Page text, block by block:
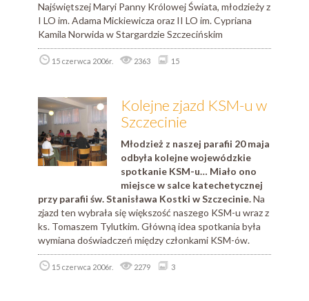
Najświętszej Maryi Panny Królowej Świata, młodzieży z
I LO im. Adama Mickiewicza oraz II LO im. Cypriana
Kamila Norwida w Stargardzie Szczecińskim
15 czerwca 2006r. 2363 15
Kolejne zjazd KSM-u w
Szczecinie
Młodzież z naszej parafii 20 maja
odbyła kolejne wojewódzkie
spotkanie KSM-u… Miało ono
miejsce w salce katechetycznej
przy parafii św. Stanisława Kostki w Szczecinie.Na
zjazd ten wybrała się większość naszego KSM-u wraz z
ks. Tomaszem Tylutkim. Główną idea spotkania była
wymiana doświadczeń między członkami KSM-ów.
15 czerwca 2006r. 2279 3